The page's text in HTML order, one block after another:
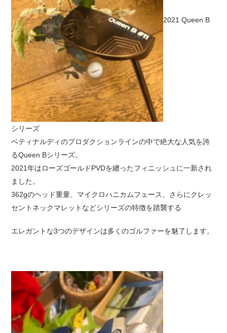
2021 Queen B
シリーズ
ベティナルディのプロダクションラインの中で絶大な人気を誇
るQueen Bシリーズ。
2021年はローズゴールドPVDを纏ったフィニッシュに一新され
ました。
362gのヘッド重量、マイクロハニカムフェース、さらにクレッ
セントネックマレットなどシリーズの特徴を踏襲する
エレガントな3つのデザインは多くのゴルファーを魅了します。